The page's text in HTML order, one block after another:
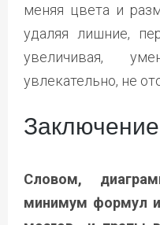
меняя цвета и
удаляя лишние,
увеличивая,
увлекательно, не
Заключение
Словом,
минимум формул